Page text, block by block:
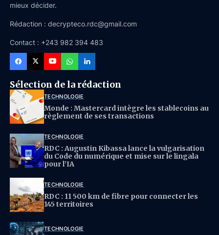
mieux décider.
Rédaction : decrypteco.rdc@gmail.com
Contact : +243 982 394 483
Sélection de la rédaction
TECHNOLOGIE
Monde : Mastercard intègre les stablecoins au
règlement de ses transactions
TECHNOLOGIE
RDC : Augustin Kibassa lance la vulgarisation
du Code du numérique et mise sur le lingala
pour l’IA
TECHNOLOGIE
RDC : 11 500 km de fibre pour connecter les
145 territoires
TECHNOLOGIE